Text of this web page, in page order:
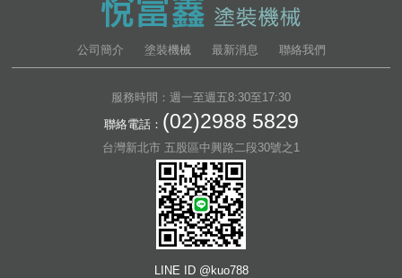
公司簡介 塗裝機械 最新消息 聯絡我們
服務時間：週一至週五8:30至17:30
聯絡電話： (02)2988 5829
台灣新北市 五股區中興路二段30號之1
LINE ID @kuo788